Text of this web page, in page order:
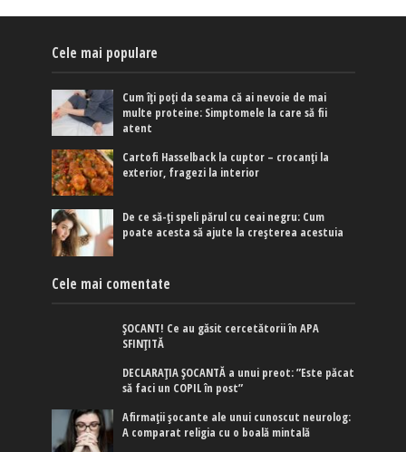
Cele mai populare
Cum îți poți da seama că ai nevoie de mai
multe proteine: Simptomele la care să fii
atent
Cartofi Hasselback la cuptor – crocanți la
exterior, fragezi la interior
De ce să-ți speli părul cu ceai negru: Cum
poate acesta să ajute la creșterea acestuia
Cele mai comentate
ȘOCANT! Ce au găsit cercetătorii în APA
SFINȚITĂ
DECLARAȚIA ȘOCANTĂ a unui preot: ”Este păcat
să faci un COPIL în post”
Afirmaţii şocante ale unui cunoscut neurolog:
A comparat religia cu o boală mintală